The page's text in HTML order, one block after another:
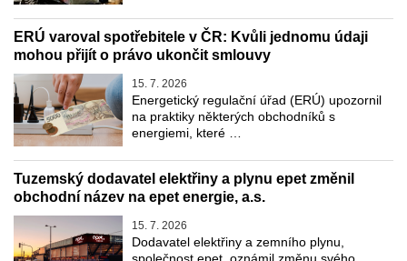
ERÚ varoval spotřebitele v ČR: Kvůli jednomu údaji
mohou přijít o právo ukončit smlouvy
15. 7. 2026
Energetický regulační úřad (ERÚ) upozornil
na praktiky některých obchodníků s
energiemi, které …
Tuzemský dodavatel elektřiny a plynu epet změnil
obchodní název na epet energie, a.s.
15. 7. 2026
Dodavatel elektřiny a zemního plynu,